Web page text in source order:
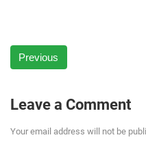
Previous
Leave a Comment
Your email address will not be